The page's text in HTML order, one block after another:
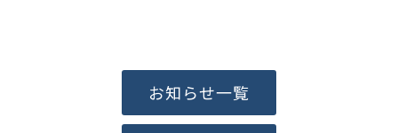
お知らせ一覧